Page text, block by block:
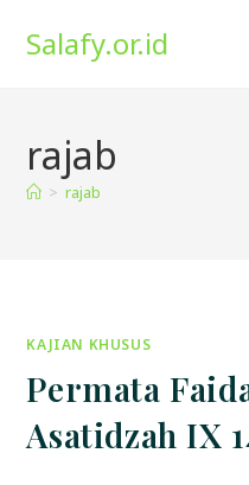
Salafy.or.id
rajab
> rajab
KAJIAN KHUSUS
Permata
Asatidzah IX